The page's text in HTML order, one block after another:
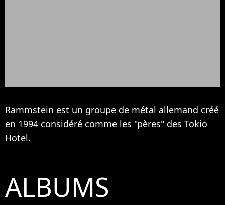
Rammstein est un groupe de métal allemand créé
en 1994 considéré comme les "pères" des Tokio
Hotel.
ALBUMS